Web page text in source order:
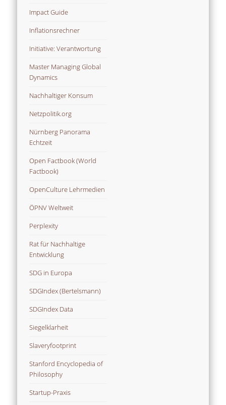
Impact Guide
Inflationsrechner
Initiative: Verantwortung
Master Managing Global
Dynamics
Nachhaltiger Konsum
Netzpolitik.org
Nürnberg Panorama
Echtzeit
Open Factbook (World
Factbook)
OpenCulture Lehrmedien
ÖPNV Weltweit
Perplexity
Rat für Nachhaltige
Entwicklung
SDG in Europa
SDGIndex (Bertelsmann)
SDGIndex Data
Siegelklarheit
Slaveryfootprint
Stanford Encyclopedia of
Philosophy
Startup-Praxis